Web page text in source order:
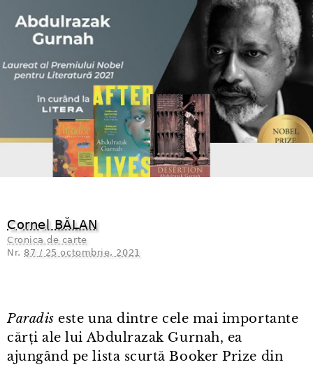
Cornel BĂLAN
Cronica de carte
Nr. 87 / 25 octombrie, 2021
Paradis este una dintre cele mai importante
cărți ale lui Abdulrazak Gurnah, ea
ajungând pe lista scurtă Booker Prize din